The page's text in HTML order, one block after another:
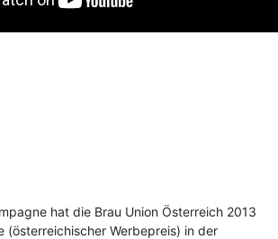
hat die Brau Union Österreich 2013
(österreichischer Werbepreis) in der